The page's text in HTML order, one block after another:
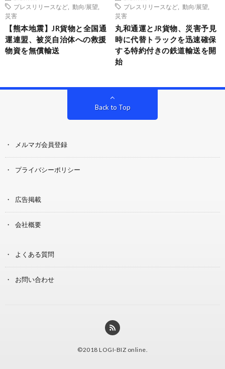
プレスリリースなど
動向/展望
災害
【熊本地震】JR貨物と全国通
運連盟、被災自治体への救援
物資を無償輸送
プレスリリースなど
動向/展望
災害
丸和通運とJR貨物、災害予見
時に代替トラックを迅速確保
する特約付きの鉄道輸送を開
始
Back to Top
メルマガ会員登録
プライバシーポリシー
広告掲載
会社概要
よくある質問
お問い合わせ
©2018 LOGI-BIZ online